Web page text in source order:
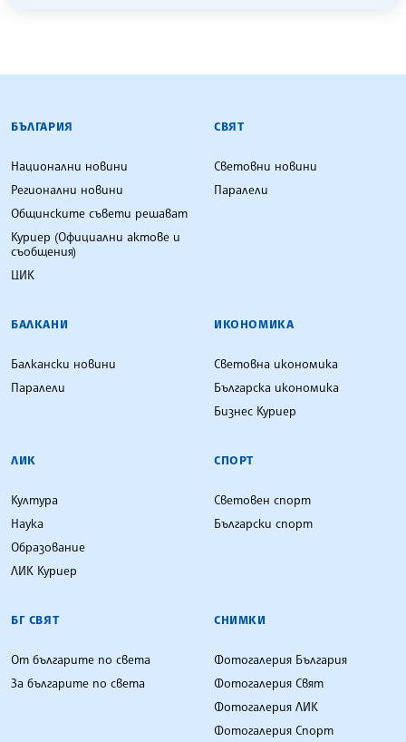
БЪЛГАРСКА ТЕЛЕГРАФНА АГЕНЦИЯ
БЪЛГАРИЯ
Национални новини
Регионални новини
Общинските съвети решават
Куриер (Официални актове и
съобщения)
ЦИК
СВЯТ
Световни новини
Паралели
БАЛКАНИ
Балкански новини
Паралели
ИКОНОМИКА
Световна икономика
Българска икономика
Бизнес Куриер
ЛИК
Култура
Наука
Образование
ЛИК Куриер
СПОРТ
Световен спорт
Български спорт
БГ СВЯТ
От българите по света
За българите по света
СНИМКИ
Фотогалерия България
Фотогалерия Свят
Фотогалерия ЛИК
Фотогалерия Спорт